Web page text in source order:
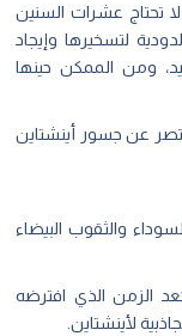
تحتاج عشرات السنين
لتسخيرها وإيجاد
ومن الممكن حينها
عن جسور أينشتاين
والثقوب البيضاء
الزمن الذي افترضه
لأينشتاين.